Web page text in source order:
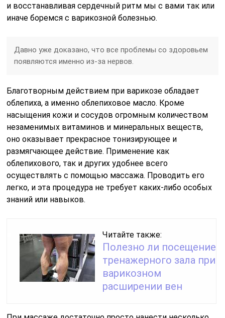
и восстанавливая сердечный ритм мы с вами так или
иначе боремся с варикозной болезнью.
Давно уже доказано, что все проблемы со здоровьем
появляются именно из-за нервов.
Благотворным действием при варикозе обладает
облепиха, а именно облепиховое масло. Кроме
насыщения кожи и сосудов огромным количеством
незаменимых витаминов и минеральных веществ,
оно оказывает прекрасное тонизирующее и
размягчающее действие. Применение как
облепихового, так и других удобнее всего
осуществлять с помощью массажа. Проводить его
легко, и эта процедура не требует каких-либо особых
знаний или навыков.
Читайте также:
Полезно ли посещение
тренажерного зала при
варикозном
расширении вен